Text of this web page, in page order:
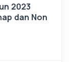
2023
dan Non